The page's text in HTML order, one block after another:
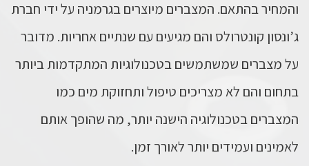
והמחיר בהתאם. המצברים מיוצרים בגרמניה על ידי חברת
ג’ונסון קונטרולס והם מגיעים עם שנתיים אחריות. מדובר
על מצברים שמשתמשים בטכנולוגיות המתקדמות ביותר
בתחום והם לא מצריכים טיפול ותחזוקת מים כמו
המצברים בטכנולוגיה הישנה יותר, מה שהופך אותם
לאמינים ועמידים יותר לאורך זמן.